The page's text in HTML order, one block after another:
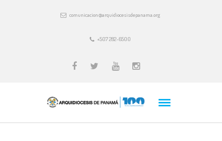
comunicacion@arquidiocesisdepanama.org
+507 282-6500